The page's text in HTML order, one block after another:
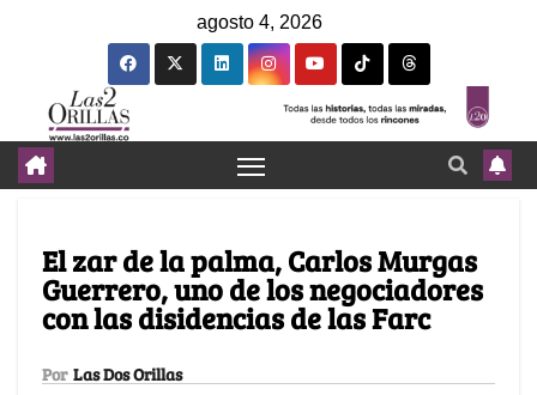
agosto 4, 2026
El zar de la palma, Carlos Murgas
Guerrero, uno de los negociadores
con las disidencias de las Farc
Por Las Dos Orillas